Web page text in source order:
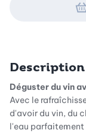
Déguster du vin
Avec le
d'avoir du vin, du
l'eau parfaitement